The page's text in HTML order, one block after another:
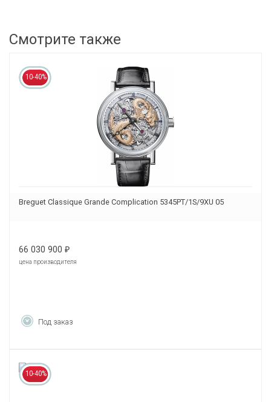
Смотрите также
10-40%
Breguet Classique Grande Complication 5345PT/1S/9XU 05
66 030 900 ₽
цена производителя
Под заказ
10-40%